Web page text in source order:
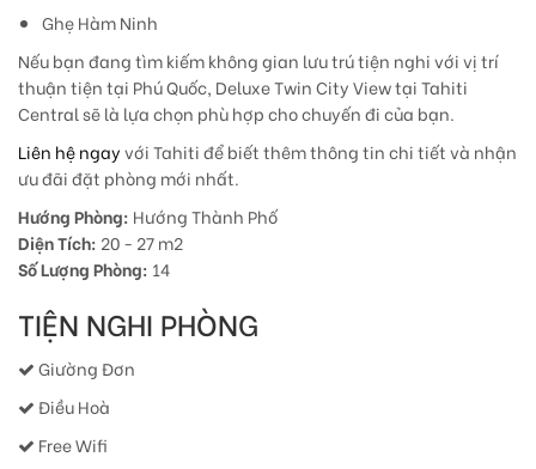
Ghẹ Hàm Ninh
Nếu bạn đang tìm kiếm không gian lưu trú tiện nghi với vị trí
thuận tiện tại Phú Quốc, Deluxe Twin City View tại Tahiti
Central sẽ là lựa chọn phù hợp cho chuyến đi của bạn.
Liên hệ ngayvới Tahiti để biết thêm thông tin chi tiết và nhận
ưu đãi đặt phòng mới nhất.
Hướng Phòng: Hướng Thành Phố
Diện Tích: 20 - 27 m2
Số Lượng Phòng: 14
TIỆN NGHI PHÒNG
Giường Đơn
Điều Hoà
Free Wifi